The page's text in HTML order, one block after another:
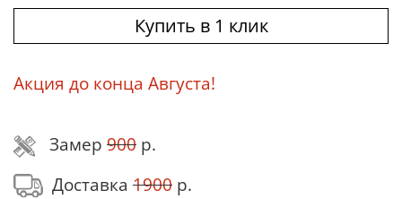
Купить в 1 клик
Акция до конца Августа!
Замер 900 р.
Доставка 1900 р.